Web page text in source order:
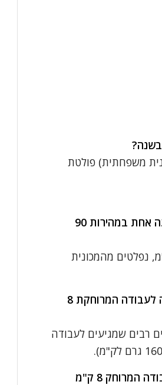
מכונית משפחתית) פולטת
כמה CO2 פולטת מכונית משפחתית (טויוטה קורולה) בנסיעה של שעה אחת במהירות 90
של שעה בכביש בינעירוני בה עוברים מרחק של 90 ק"מ, נפלטים מהמכונית
כמה CO2 פולטת מכונית משפחתית (טויוטה קורולה) בכל יום בנסיעה לעבודה המרוחקת 8
רבים שמגיעים לעבודה
כמה CO2 פולטת במהלך שנה מכונית משפחתית שנוסעת למקום עבודה המרוחק 8 ק"מ